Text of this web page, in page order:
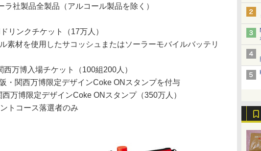
ラ社製品全製品（アルコール製品を除く）
リンクチケット（17万人）
素材を使用したサコッシュまたはソーラーモバイルバッテリ
西万博入場チケット（100組200人）
・関西万博限定デザインCoke ONスタンプを付与
万博限定デザインCoke ONスタンプ（350万人）
トコース落選者のみ